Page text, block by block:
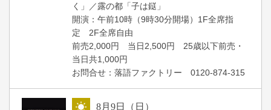
く」／露の都「子は鎹」
開演：午前10時（9時30分開場）1F全席指
定 2F全席自由
前売2,000円 当日2,500円 25歳以下前売・
当日共1,000円
お問合せ：落語ファクトリー 0120-874-315
8月9日（日）